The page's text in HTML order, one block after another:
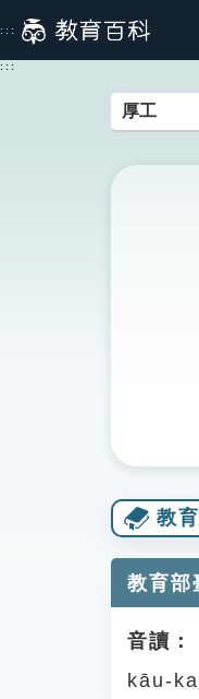
到
主
:::
:::
教
教育部
音讀：
kāu-